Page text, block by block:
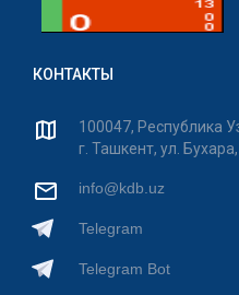
КОНТАКТЫ
100047, Республика
г. Ташкент, ул.
info@kdb.uz
Telegram
Telegram Bot